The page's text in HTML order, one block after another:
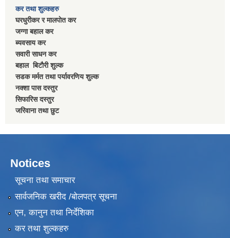
कर तथा शुल्कहरु
घरधुरीकर र मालपाेत कर
जग्गा बहाल कर
ब्यवसाय कर
सवारी साधन कर
बहाल बिटाैरी शुल्क
सडक मर्मत तथा पर्यावरणिय शुल्क
नक्शा पास दस्तुर
सिफारिस दस्तुर
जरिवाना तथा छुट
Notices
सूचना तथा समाचार
सार्वजनिक खरीद /बोलपत्र सूचना
एन, कानुन तथा निर्देशिका
कर तथा शुल्कहरु